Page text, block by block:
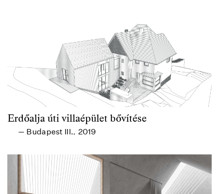
Erdőalja úti villaépület bővítése
— Budapest III., 2019